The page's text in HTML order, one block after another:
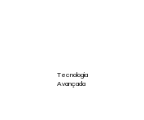
Tecnologia
Avançada